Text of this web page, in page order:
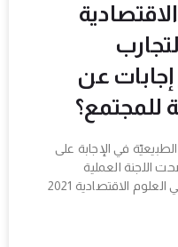
عن
في الإجابة على
اللجنة العملية
المسؤولة عن منح جائزة نوبل في العلوم الاقتصادية 2021